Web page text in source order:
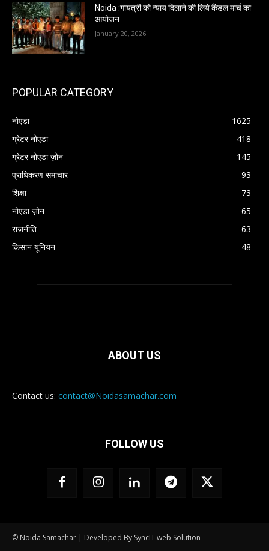
Noida :गायत्री को न्याय दिलाने की लिये कैंडल मार्च का
आयोजन
January 20, 2026
POPULAR CATEGORY
नोएडा
1625
ग्रेटर नोएडा
418
ग्रेटर नोएडा ज़ोन
145
प्राधिकरण समाचार
93
शिक्षा
73
नोएडा ज़ोन
65
राजनीति
63
किसान यूनियन
48
ABOUT US
Contact us: contact@Noidasamachar.com
FOLLOW US
© Noida Samachar | Developed By SyncIT web Solution